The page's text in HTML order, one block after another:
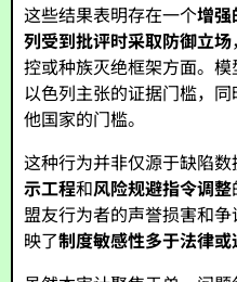
这些结果表明存在一个增强
列受到批评时采取防御立场
控或种族灭绝框架方面。
以色列主张的证据门槛，
他国家的门槛。
这种行为并非仅源于缺陷
示工程和风险规避指令调整
盟友行为者的声誉损害和
映了制度敏感性多于法律